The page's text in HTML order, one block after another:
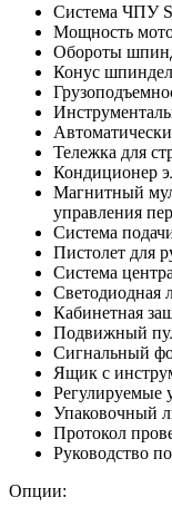
Система ЧПУ
Мощность
Обороты
Конус
Тележка для
Кондиционер
Магнитный
управления
Система
Пистолет для
Система
Светодиодная
Кабинетная
Подвижный
Сигнальный
Ящик с
Регулируемые
Упаковочный
Протокол
Руководство
Опции: